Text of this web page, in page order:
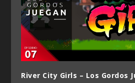
River City Girls – Los Gordos